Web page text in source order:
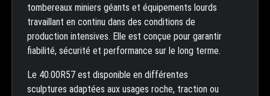
tombereaux miniers géants et équipements lourds
travaillant en continu dans des conditions de
production intensives. Elle est conçue pour garantir
fiabilité, sécurité et performance sur le long terme.
Le 40.00R57 est disponible en différentes
sculptures adaptées aux usages roche, traction ou